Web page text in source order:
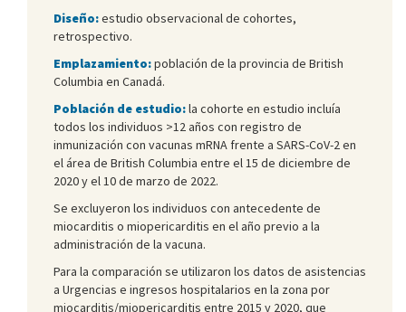
Diseño:estudio observacional de cohortes,
retrospectivo.
Emplazamiento:población de la provincia de British
Columbia en Canadá.
Población de estudio:la cohorte en estudio incluía
todos los individuos >12 años con registro de
inmunización con vacunas mRNA frente a SARS-CoV-2 en
el área de British Columbia entre el 15 de diciembre de
2020 y el 10 de marzo de 2022.
Se excluyeron los individuos con antecedente de
miocarditis o miopericarditis en el año previo a la
administración de la vacuna.
Para la comparación se utilizaron los datos de asistencias
a Urgencias e ingresos hospitalarios en la zona por
miocarditis/miopericarditis entre 2015 y 2020, que